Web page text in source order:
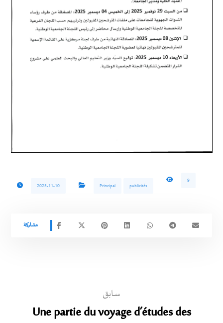
2025-11-10 Principal publicités
9
سابق
Une partie du voyage d’études des